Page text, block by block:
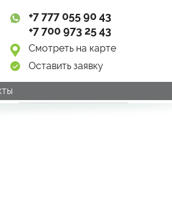
+7 777 055 90 43
+7 700 973 25 43
Смотреть на карте
Оставить заявку